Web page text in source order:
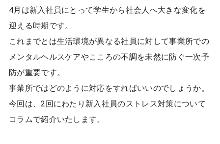
4月は新入社員にとって学生から社会人へ大きな変化を
迎える時期です。
これまでとは生活環境が異なる社員に対して事業所での
メンタルヘルスケアやこころの不調を未然に防ぐ一次予
防が重要です。
事業所ではどのように対応をすればいいのでしょうか。
今回は、2回にわたり新入社員のストレス対策について
コラムで紹介いたします。